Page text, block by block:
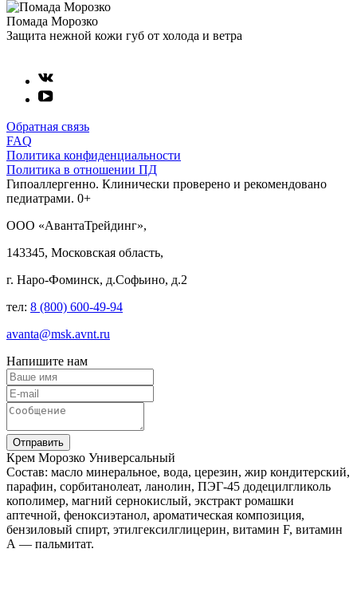
Помада Морозко
Защита нежной кожи губ от холода и ветра
Обратная связь
FAQ
Политика конфиденциальности
Политика в отношении ПД
Гипоаллергенно. Клинически проверено и рекомендовано
педиатрами. 0+
ООО «АвантаТрейдинг»,
143345, Московская область,
г. Наро-Фоминск, д.Софьино, д.2
тел: 8 (800) 600-49-94
avanta@msk.avnt.ru
Напишите нам
Отправить
Крем Морозко Универсальный
Состав: масло минеральное, вода, церезин, жир кондитерский,
парафин, сорбитанолеат, ланолин, ПЭГ-45 додецилгликоль
кополимер, магний сернокислый, экстракт ромашки
аптечной, феноксиэтанол, ароматическая композиция,
бензиловый спирт, этилгексилглицерин, витамин F, витамин
А — пальмитат.